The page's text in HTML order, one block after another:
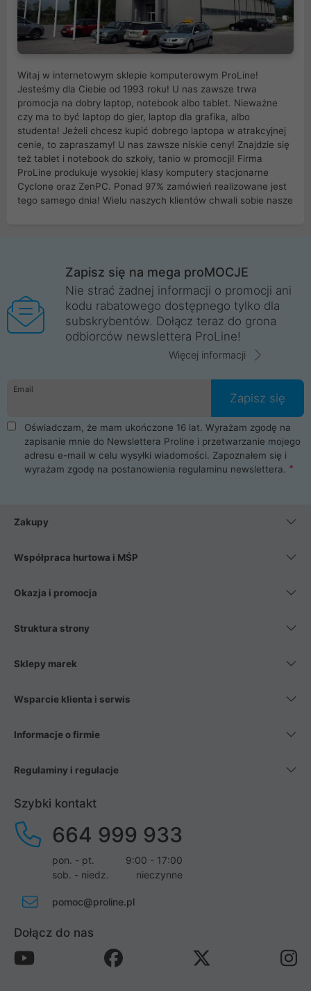
Witaj w internetowym sklepie komputerowym ProLine!
Jesteśmy dla Ciebie od 1993 roku! U nas zawsze trwa
promocja na dobry laptop, notebook albo tablet. Nieważne
czy ma to być laptop do gier, laptop dla grafika, albo
studenta! Jeżeli chcesz kupić dobrego laptopa w atrakcyjnej
cenie, to zapraszamy! U nas zawsze niskie ceny! Znajdzie się
też tablet i notebook do szkoły, tanio w promocji! Firma
ProLine produkuje wysokiej klasy komputery stacjonarne
Cyclone oraz ZenPC. Ponad 97% zamówień realizowane jest
tego samego dnia! Wielu naszych klientów chwali sobie nasze
Wrocław, Poznań, Legnica, Katowice, Gliwice, Kalisz, Bytom,
Trzebnica, Opole. Szybka i profesjonalna obsługa!
ProLine to polska firma ze 100% polskim kapitałem. Działamy
legalnie i płacimy podatki w naszym kraju! Posiadamy siedzibę
główną w Mirkowie oraz salony na terenie kraju. Cała
komunikacja ze sklepem komputerowym ProLine jest
danych osobowych. Dlatego zakup notebooka albo laptopa w
ProLine to czysta przyjemność i pełne bezpieczeństwo.
Zaopatrzysz się u nas w akcesoria i części komputerowe
takie jak procesory, karty graficzne, płyty główne, pamięci,
dyski SSD, M.2 oraz HDD. Nasi pracownicy pomogą Ci wybrać
najlepszy zasilacz komputerowy oraz obudowę do komputera.
Poza komputerami mamy również najlepsze na rynku
Smartfony takich producentów jak Xiaomi, Apple, Samsung i
wentylatory. Na koniec mając już to wszystko, możesz
Zapisz się na mega proMOCJE
Nie strać żadnej informacji o promocji ani
kodu rabatowego dostępnego tylko dla
subskrybentów. Dołącz teraz do grona
odbiorców newslettera ProLine!
Więcej informacji
Email
Zapisz się
Oświadczam, że mam ukończone 16 lat. Wyrażam zgodę na
zapisanie mnie do Newslettera Proline i przetwarzanie mojego
adresu e-mail w celu wysyłki wiadomości. Zapoznałem się i
wyrażam zgodę na postanowienia regulaminu newslettera.
Zakupy
Współpraca hurtowa i MŚP
Okazja i promocja
Struktura strony
Sklepy marek
Wsparcie klienta i serwis
Informacje o firmie
Regulaminy i regulacje
Szybki kontakt
664 999 933
pon. - pt.
9:00 - 17:00
sob. - niedz.
nieczynne
pomoc@proline.pl
Dołącz do nas